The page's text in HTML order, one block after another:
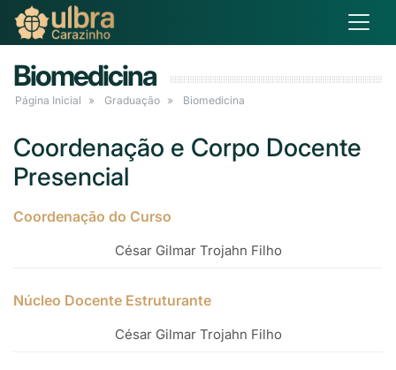
Biomedicina
Página Inicial Graduação Biomedicina
Coordenação e Corpo Docente
Presencial
Coordenação do Curso
César Gilmar Trojahn Filho
Núcleo Docente Estruturante
César Gilmar Trojahn Filho